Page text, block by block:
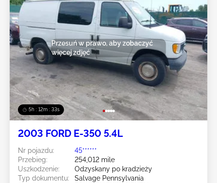
5h : 12m : 31s
Przesuń w prawo, aby zobaczyć
więcej zdjęć
2003 FORD E-350 5.4L
Nr pojazdu:
45******
Przebieg:
254,012 mile
Uszkodzenie:
Odzyskany po kradzieży
Typ dokumentu:
Salvage Pennsylvania